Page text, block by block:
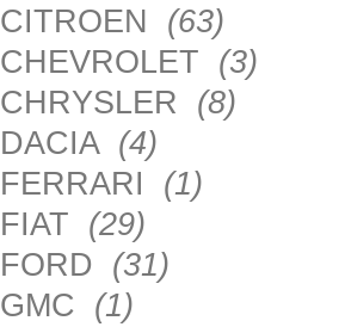
CITROEN (63)
CHEVROLET (3)
CHRYSLER (8)
DACIA (4)
FERRARI (1)
FIAT (29)
FORD (31)
GMC (1)